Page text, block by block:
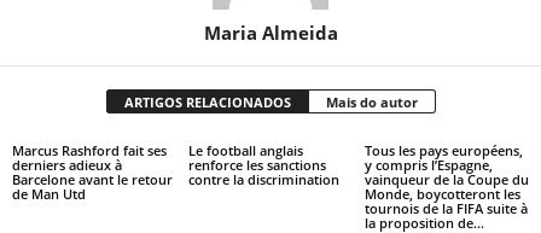
Maria Almeida
ARTIGOS RELACIONADOS Mais do autor
Marcus Rashford fait ses
derniers adieux à
Barcelone avant le retour
de Man Utd
Le football anglais
renforce les sanctions
contre la discrimination
Tous les pays européens,
y compris l’Espagne,
vainqueur de la Coupe du
Monde, boycotteront les
tournois de la FIFA suite à
la proposition de...